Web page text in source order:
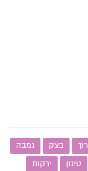
בצק
גמבה
טיגון
ירקות